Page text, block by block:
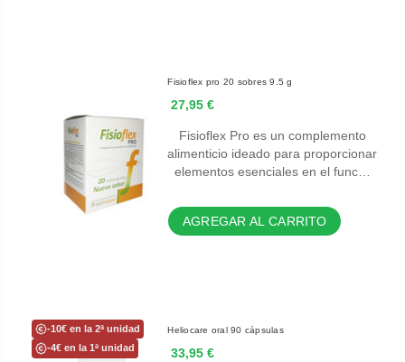
Fisioflex pro 20 sobres 9.5 g
27,95 €
Fisioflex Pro es un complemento
alimenticio ideado para proporcionar
elementos esenciales en el func…
AGREGAR AL CARRITO
-10€ en la 2ª unidad
-4€ en la 1ª unidad
Heliocare oral 90 cápsulas
33,95 €